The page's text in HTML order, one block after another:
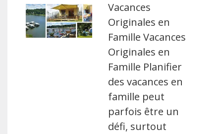
Vacances
Originales en
Famille Vacances
Originales en
Famille Planifier
des vacances en
famille peut
parfois être un
défi, surtout